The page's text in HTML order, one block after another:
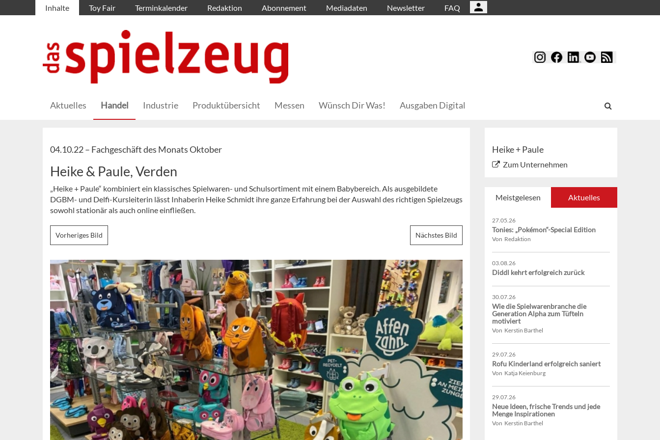
Inhalte Toy Fair Terminkalender Redaktion Abonnement Mediadaten Newsletter FAQ
Aktuelles Handel Industrie Produktübersicht Messen Wünsch Dir Was! Ausgaben Digital
04.10.22 – Fachgeschäft des Monats Oktober
Heike & Paule, Verden
„Heike + Paule“ kombiniert ein klassisches Spielwaren- und Schulsortiment mit einem Babybereich. Als ausgebildete
DGBM- und Delfi-Kursleiterin lässt Inhaberin Heike Schmidt ihre ganze Erfahrung bei der Auswahl des richtigen Spielzeugs
sowohl stationär als auch online einfließen.
Vorheriges Bild Nächstes Bild
Heike + Paule
Zum Unternehmen
Meistgelesen Aktuelles
27.05.26
Tonies: „Pokémon“-Special Edition
Von Redaktion
03.08.26
Diddl kehrt erfolgreich zurück
30.07.26
Wie die Spielwarenbranche die
Generation Alpha zum Tüfteln
motiviert
Von Kerstin Barthel
29.07.26
Rofu Kinderland erfolgreich saniert
Von Katja Keienburg
29.07.26
Neue Ideen, frische Trends und jede
Menge Inspirationen
Von Kerstin Barthel